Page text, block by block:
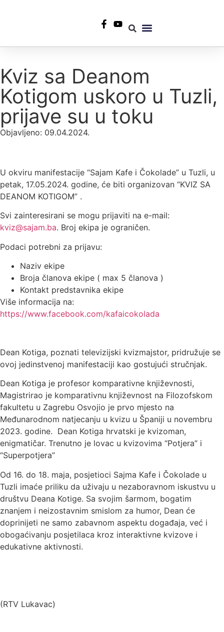
Kviz sa Deanom
Kotigom uskoro u Tuzli,
prijave su u toku
Objavljeno: 09.04.2024.
U okviru manifestacije “Sajam Kafe i Čokolade” u Tuzli, u
petak, 17.05.2024. godine, će biti organizovan “KVIZ SA
DEANOM KOTIGOM” .
Svi zainteresirani se mogu prijaviti na e-mail:
kviz@sajam.ba. Broj ekipa je ograničen.
Podaci potrebni za prijavu:
Naziv ekipe
Broja članova ekipe ( max 5 članova )
Kontakt predstavnika ekipe
Više informacija na:
https://www.facebook.com/kafaicokolada
Dean Kotiga, poznati televizijski kvizmajstor, pridružuje se
ovoj jedinstvenoj manifestaciji kao gostujući stručnjak.
Dean Kotiga je profesor komparativne književnosti,
Magistrirao je komparativnu književnost na Filozofskom
fakultetu u Zagrebu Osvojio je prvo mjesto na
Međunarodnom natjecanju u kvizu u Španiji u novembru
2023. godine. Dean Kotiga hrvatski je kvizoman,
enigmatičar. Trenutno je lovac u kvizovima “Potjera” i
“Superpotjera”
Od 16. do 18. maja, posjetioci Sajma Kafe i Čokolade u
Tuzli imaće priliku da uživaju u nezaboravnom iskustvu u
društvu Deana Kotige. Sa svojim šarmom, bogatim
znanjem i neizostavnim smislom za humor, Dean će
doprinijeti ne samo zabavnom aspektu događaja, već i
obogaćivanju posjetilaca kroz interaktivne kvizove i
edukativne aktivnosti.
(RTV Lukavac)